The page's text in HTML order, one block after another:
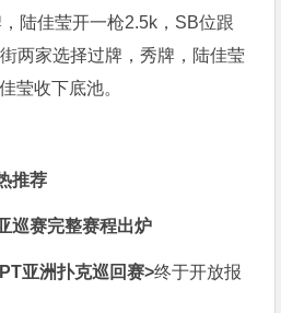
陆佳莹开一枪2.5k，SB位跟
两家选择过牌，秀牌，陆佳莹
莹收下底池。
推荐
巡赛完整赛程出炉
亚洲扑克巡回赛>终于开放报